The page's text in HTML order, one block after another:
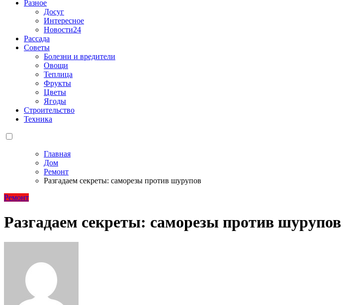
Разное
Досуг
Интересное
Новости24
Рассада
Советы
Болезни и вредители
Овощи
Теплица
Фрукты
Цветы
Ягоды
Строительство
Техника
Главная
Дом
Ремонт
Разгадаем секреты: саморезы против шурупов
Ремонт
Разгадаем секреты: саморезы против шурупов